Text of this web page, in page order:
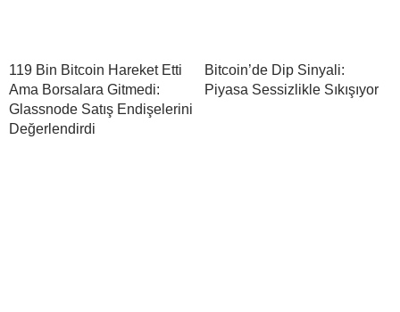
119 Bin Bitcoin Hareket Etti
Ama Borsalara Gitmedi:
Glassnode Satış Endişelerini
Değerlendirdi
Bitcoin’de Dip Sinyali:
Piyasa Sessizlikle Sıkışıyor